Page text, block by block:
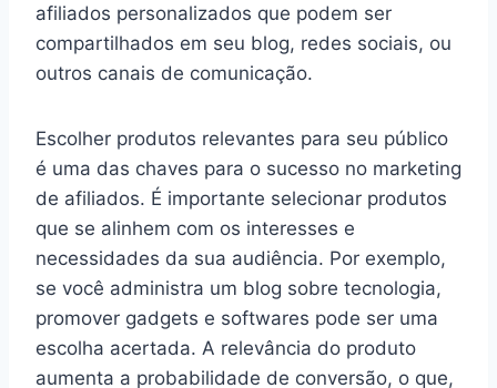
afiliados personalizados que podem ser
compartilhados em seu blog, redes sociais, ou
outros canais de comunicação.
Escolher produtos relevantes para seu público
é uma das chaves para o sucesso no marketing
de afiliados. É importante selecionar produtos
que se alinhem com os interesses e
necessidades da sua audiência. Por exemplo,
se você administra um blog sobre tecnologia,
promover gadgets e softwares pode ser uma
escolha acertada. A relevância do produto
aumenta a probabilidade de conversão, o que,